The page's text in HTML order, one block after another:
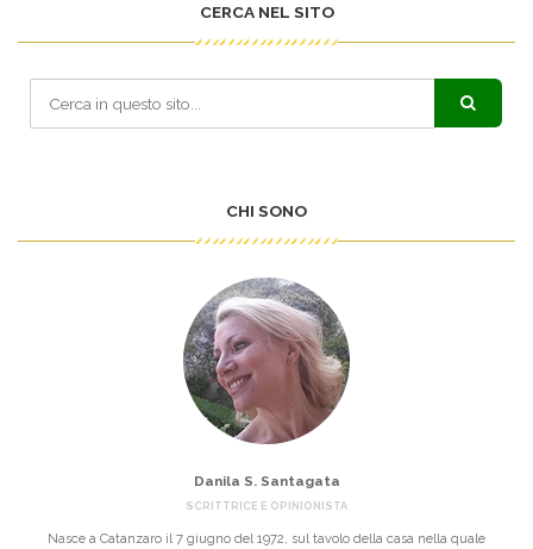
CERCA NEL SITO
CHI SONO
Danila S. Santagata
SCRITTRICE E OPINIONISTA
Nasce a Catanzaro il 7 giugno del 1972, sul tavolo della casa nella quale